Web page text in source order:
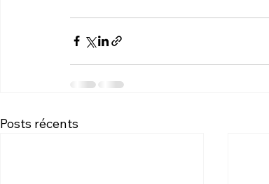
Posts récents